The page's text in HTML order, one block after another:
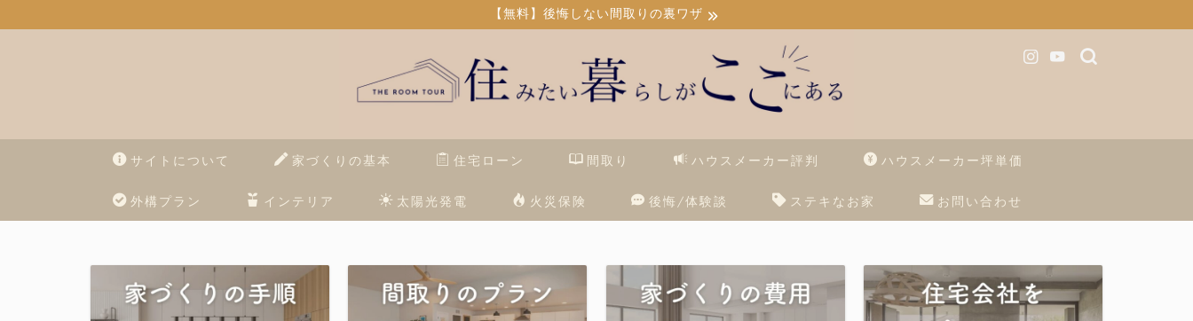
【無料】後悔しない間取りの裏ワザ
サイトについて 家づくりの基本 住宅ローン 間取り ハウスメーカー評判 ハウスメーカー坪単価
外構プラン インテリア 太陽光発電 火災保険 後悔/体験談 ステキなお家 お問い合わせ